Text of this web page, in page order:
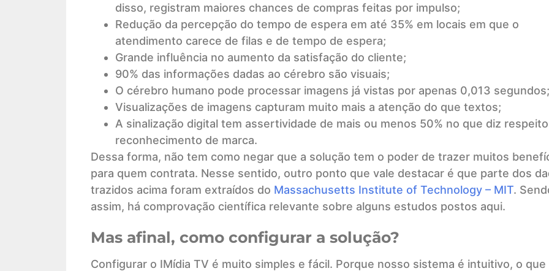
disso, registram maiores chances de compras feitas por impulso;
Redução da percepção do tempo de espera em até 35% em locais em que o
atendimento carece de filas e de tempo de espera;
Grande influência no aumento da satisfação do cliente;
90% das informações dadas ao cérebro são visuais;
O cérebro humano pode processar imagens já vistas por apenas 0,013 segundos;
Visualizações de imagens capturam muito mais a atenção do que textos;
A sinalização digital tem assertividade de mais ou menos 50% no que diz
reconhecimento de marca.
Dessa forma, não tem como negar que a solução tem o poder de trazer muitos
para quem contrata. Nesse sentido, outro ponto que vale destacar é que parte dos
trazidos acima foram extraídos do Massachusetts Institute of Technology – MIT.
assim, há comprovação científica relevante sobre alguns estudos postos aqui.
Mas afinal, como configurar a solução?
Configurar o IMídia TV é muito simples e fácil. Porque nosso sistema é intuitivo, o que